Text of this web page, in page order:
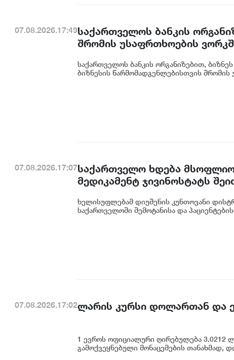
07.08.2026.17:49საქართველოს ბანკის
შრომის უსაფრთხოების
საქართველოს ბანკის ორგანიზებით,
ბიზნესის წარმომადგენლებისთვის შრომის
07.08.2026.17:07საქართველო ხდება
მედიკამენტ ჯივინოსტატს
ხელისუფლებამ დიუშენის კუნთოვანი
საქართველოში შემოტანისა და
07.08.2026.17:02ლარის კურსი დოლართან და
1 ევროს ოფიციალური ღირებულება 3.0212
გამოქვეყნებული მონაცემების თანახმად,